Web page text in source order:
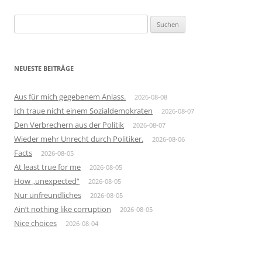
nach:
NEUESTE BEITRÄGE
Aus für mich gegebenem Anlass. 2026-08-08
Ich traue nicht einem Sozialdemokraten 2026-08-07
Den Verbrechern aus der Politik 2026-08-07
Wieder mehr Unrecht durch Politiker. 2026-08-06
Facts 2026-08-05
At least true for me 2026-08-05
How „unexpected“ 2026-08-05
Nur unfreundliches 2026-08-05
Ain’t nothing like corruption 2026-08-05
Nice choices 2026-08-04